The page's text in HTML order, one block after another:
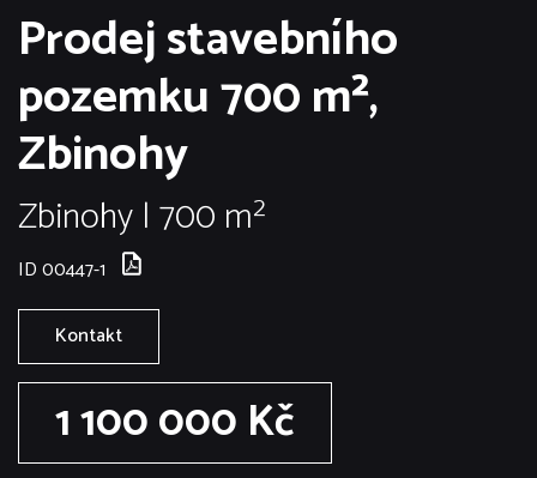
Prodej stavebního
pozemku 700 m²,
Zbinohy
Zbinohy | 700 m²
ID 00447-1
Kontakt
1 100 000 Kč